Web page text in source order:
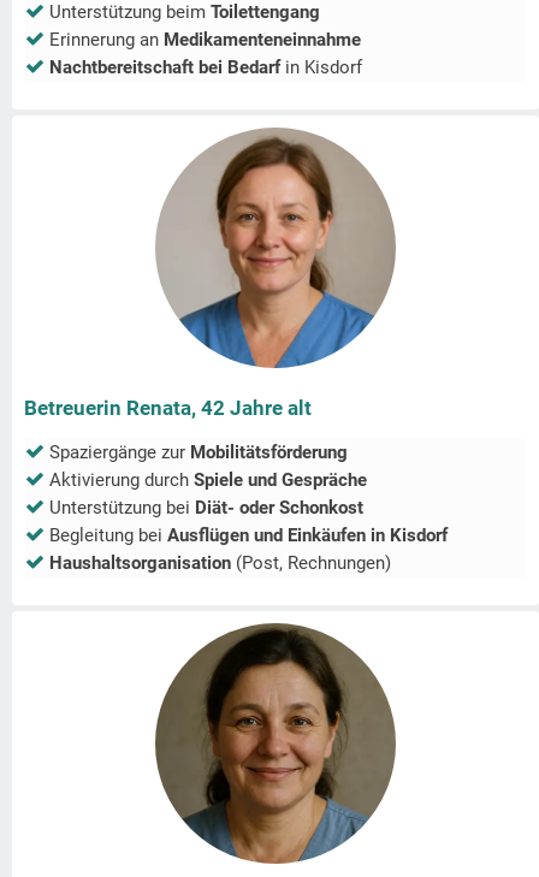
Unterstützung beim Toilettengang
Erinnerung an Medikamenteneinnahme
Nachtbereitschaft bei Bedarfin Kisdorf
Betreuerin Renata, 42 Jahre alt
Spaziergänge zur Mobilitätsförderung
Aktivierung durch Spiele und Gespräche
Unterstützung bei Diät- oder Schonkost
Begleitung bei Ausflügen und Einkäufen in Kisdorf
Haushaltsorganisation (Post, Rechnungen)